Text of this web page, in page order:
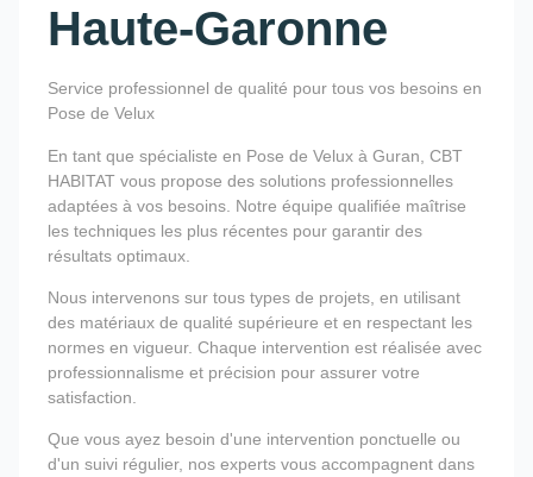
Haute-Garonne
Service professionnel de qualité pour tous vos besoins en
Pose de Velux
En tant que spécialiste en Pose de Velux à Guran, CBT
HABITAT vous propose des solutions professionnelles
adaptées à vos besoins. Notre équipe qualifiée maîtrise
les techniques les plus récentes pour garantir des
résultats optimaux.
Nous intervenons sur tous types de projets, en utilisant
des matériaux de qualité supérieure et en respectant les
normes en vigueur. Chaque intervention est réalisée avec
professionnalisme et précision pour assurer votre
satisfaction.
Que vous ayez besoin d'une intervention ponctuelle ou
d'un suivi régulier, nos experts vous accompagnent dans